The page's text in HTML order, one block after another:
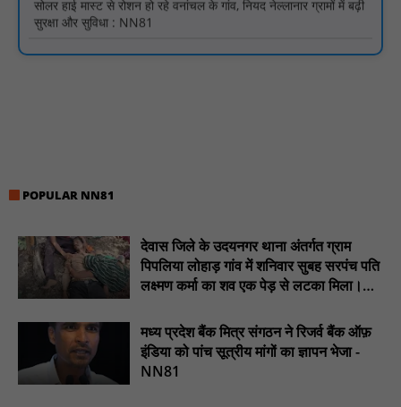
सरस्वती साइकिल योजना के तहत 18 छात्राओं को साइकिल वितरण, 'एक पेड़
माँ के नाम' अभियान में हुआ वृक्षारोपण : NN81
NN81
किया उद्घाटन : NN81
पिड़ावा में आगामी त्योहारों को लेकर शांति समिति की बैठक आयोजित : NN81
मुलाकात की : NN81
सदर विधायक प्रकाश द्विवेदी ने लगभग ₹4.30 करोड़ की विकास परियोजनाओं
का किया लोकार्पण एवं शिलान्यास : NN81
POPULAR NN81
देवास जिले के उदयनगर थाना अंतर्गत ग्राम
पिपलिया लोहाड़ गांव में शनिवार सुबह सरपंच पति
लक्ष्मण कर्मा का शव एक पेड़ से लटका मिला।
मध्य प्रदेश बैंक मित्र संगठन ने रिजर्व बैंक ऑफ़
इंडिया को पांच सूत्रीय मांगों का ज्ञापन भेजा -
NN81